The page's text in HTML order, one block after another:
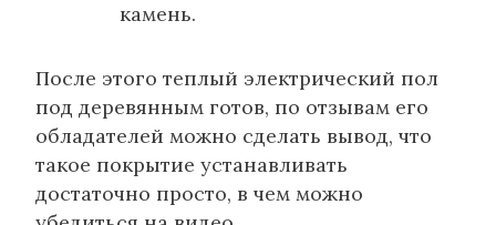
камень.
После этого теплый электрический пол
под деревянным готов, по отзывам его
обладателей можно сделать вывод, что
такое покрытие устанавливать
достаточно просто, в чем можно